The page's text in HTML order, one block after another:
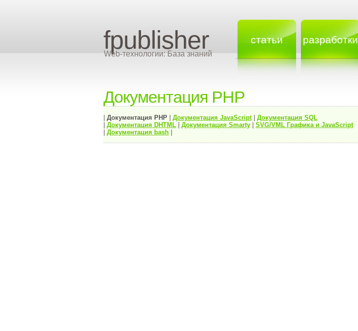
fpublisher
Web-технологии: База знаний
статьи разработки
Документация PHP
Документация PHP Документация JavaScript| Документация SQL
Документация DHTML Документация Smarty
SVG/VML Графика и JavaScript
Документация bash